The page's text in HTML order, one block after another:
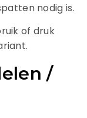
nodig is.
of druk
/